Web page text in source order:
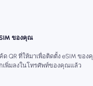
ของคุณ
ด QR ที่ให้มาเพื่อติดตั้ง eSIM ขอ
เพิ่มลงในโทรศัพท์ของคุณแล้ว